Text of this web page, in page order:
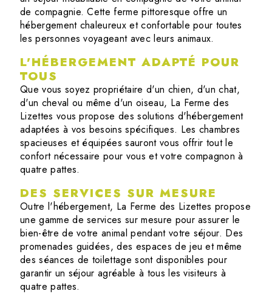
de compagnie. Cette ferme pittoresque offre un
hébergement chaleureux et confortable pour toutes
les personnes voyageant avec leurs animaux.
L'HÉBERGEMENT ADAPTÉ POUR
TOUS
Que vous soyez propriétaire d'un chien, d'un chat,
d'un cheval ou même d'un oiseau, La Ferme des
Lizettes vous propose des solutions d'hébergement
adaptées à vos besoins spécifiques. Les chambres
spacieuses et équipées sauront vous offrir tout le
confort nécessaire pour vous et votre compagnon à
quatre pattes.
DES SERVICES SUR MESURE
Outre l'hébergement, La Ferme des Lizettes propose
une gamme de services sur mesure pour assurer le
bien-être de votre animal pendant votre séjour. Des
promenades guidées, des espaces de jeu et même
des séances de toilettage sont disponibles pour
garantir un séjour agréable à tous les visiteurs à
quatre pattes.